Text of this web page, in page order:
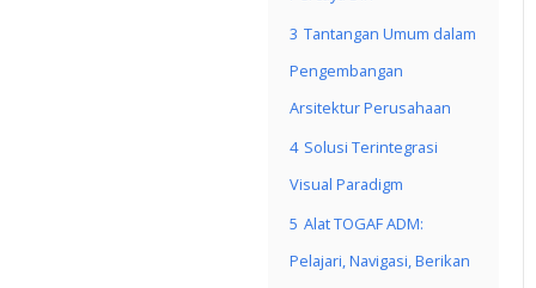
3 Tantangan Umum dalam
Pengembangan
Arsitektur Perusahaan
4 Solusi Terintegrasi
Visual Paradigm
5 Alat TOGAF ADM:
Pelajari, Navigasi, Berikan